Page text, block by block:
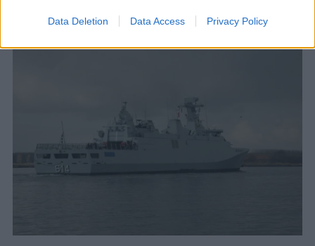
Data Deletion Data Access Privacy Policy